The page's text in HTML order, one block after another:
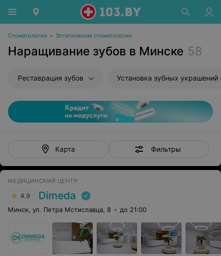
Стоматология • Эстетическая стоматология
Наращивание зубов в Минске 58
Реставрация зубов
Карта Фильтры
МЕДИЦИНСКИЙ ЦЕНТР
4.9 Dimeda
Минск, ул. Петра Мстиславца, 8 до 21:00